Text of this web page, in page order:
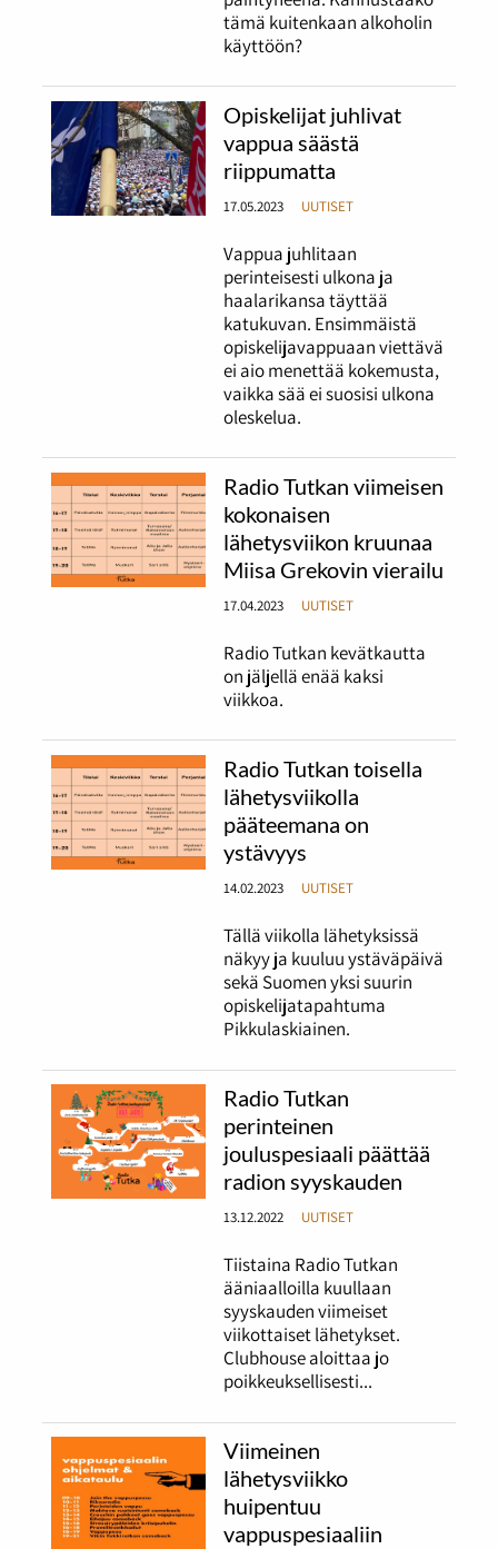
tämä kuitenkaan alkoholin
käyttöön?
Opiskelijat juhlivat
vappua säästä
riippumatta
17.05.2023 UUTISET
Vappua juhlitaan
perinteisesti ulkona ja
haalarikansa täyttää
katukuvan. Ensimmäistä
opiskelijavappuaan viettävä
ei aio menettää kokemusta,
vaikka sää ei suosisi ulkona
oleskelua.
Radio Tutkan viimeisen
kokonaisen
lähetysviikon kruunaa
Miisa Grekovin vierailu
17.04.2023 UUTISET
Radio Tutkan kevätkautta
on jäljellä enää kaksi
viikkoa.
Radio Tutkan toisella
lähetysviikolla
pääteemana on
ystävyys
14.02.2023 UUTISET
Tällä viikolla lähetyksissä
näkyy ja kuuluu ystäväpäivä
sekä Suomen yksi suurin
opiskelijatapahtuma
Pikkulaskiainen.
Radio Tutkan
perinteinen
jouluspesiaali päättää
radion syyskauden
13.12.2022 UUTISET
Tiistaina Radio Tutkan
ääniaalloilla kuullaan
syyskauden viimeiset
viikottaiset lähetykset.
Clubhouse aloittaa jo
poikkeuksellisesti...
Viimeinen
lähetysviikko
huipentuu
vappuspesiaaliin